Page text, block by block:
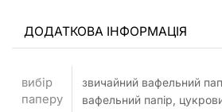
ДОДАТКОВА ІНФОРМАЦІЯ
вибір
паперу
звичайний вафельний
вафельний папір,